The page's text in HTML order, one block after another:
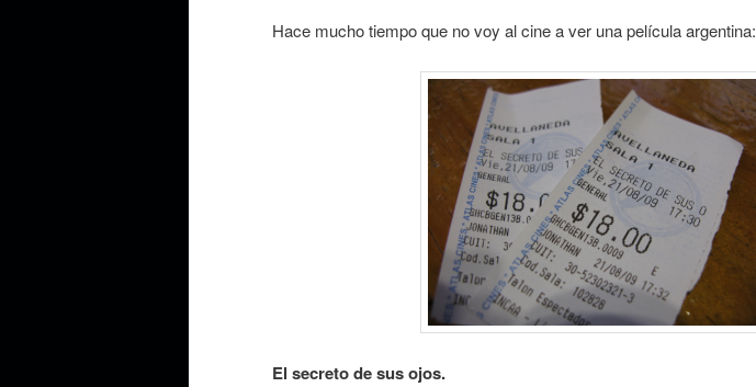
Hace mucho tiempo que no voy al cine a ver una película argentina:
El secreto de sus ojos.